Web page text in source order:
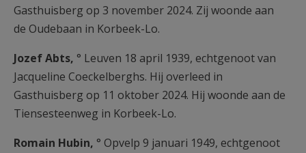
Gasthuisberg op 3 november 2024. Zij woonde aan
de Oudebaan in Korbeek-Lo.
Jozef Abts, ° Leuven 18 april 1939, echtgenoot van
Jacqueline Coeckelberghs. Hij overleed in
Gasthuisberg op 11 oktober 2024. Hij woonde aan de
Tiensesteenweg in Korbeek-Lo.
Romain Hubin, ° Opvelp 9 januari 1949, echtgenoot